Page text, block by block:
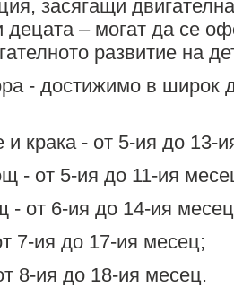
засягащи
децата – могат да се
развитие на
- достижимо в широк
крака - от 5-ия до 13-
- от 5-ия до 11-ия
- от 6-ия до 14-ия
7-ия до 17-ия месец;
8-ия до 18-ия месец.